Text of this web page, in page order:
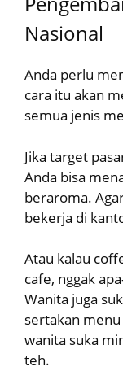
Nasional
Anda perlu
cara itu akan
semua jenis
Jika target
Anda bisa
beraroma.
bekerja di
Atau kalau
cafe, nggak
Wanita juga
sertakan
wanita suka
teh.